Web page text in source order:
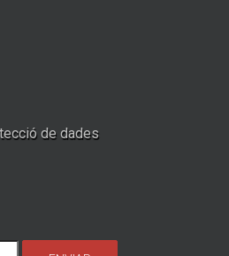
de dades